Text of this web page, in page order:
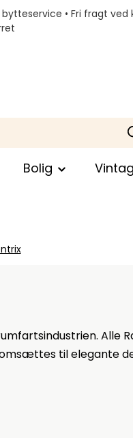
• Fri fragt ved
Bolig
Alle
til elegante